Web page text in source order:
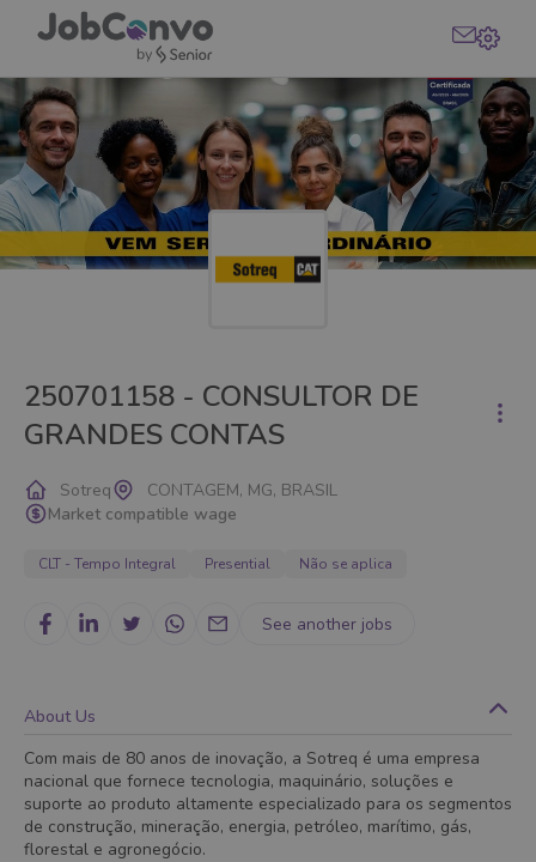
250701158 - CONSULTOR DE
GRANDES CONTAS
Sotreq
CONTAGEM, MG, BRASIL
Market compatible wage
CLT - Tempo Integral Presential Não se aplica
See another jobs
About Us
Com mais de 80 anos de inovação, a Sotreq é uma empresa
nacional que fornece tecnologia, maquinário, soluções e
suporte ao produto altamente especializado para os segmentos
de construção, mineração, energia, petróleo, marítimo, gás,
florestal e agronegócio.